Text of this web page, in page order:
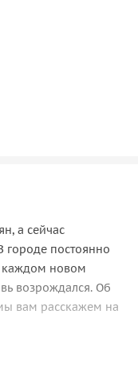
а сейчас
городе постоянно
каждом новом
возрождался. Об
вам расскажем на